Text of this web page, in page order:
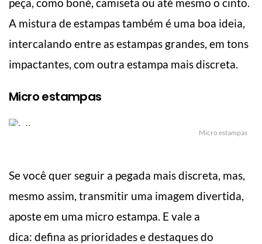
A mistura de estampas também é uma boa ideia,
intercalando entre as estampas grandes, em tons
impactantes, com outra estampa mais discreta.
Micro estampas
Micro estampas
Se você quer seguir a pegada mais discreta, mas,
mesmo assim, transmitir uma imagem divertida,
aposte em uma micro estampa. E vale a
dica: defina as prioridades e destaques do